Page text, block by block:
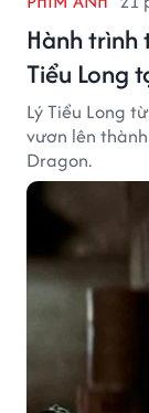
Hành trình
Tiểu Long
Lý Tiểu Long
vươn lên
Dragon.